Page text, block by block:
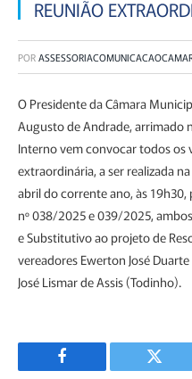
REUNIÃO
POR
O Presidente da Câmara
Augusto de Andrade, arrimado
Interno vem convocar todos os
extraordinária, a ser realizada
abril do corrente ano, às
nº 038/2025 e 039/2025,
e Substitutivo ao projeto de
vereadores Ewerton José
José Lismar de Assis (Todinho).
Facebook